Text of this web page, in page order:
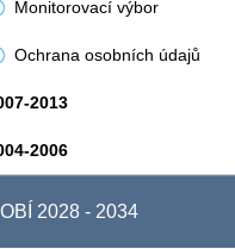
Monitorovací výbor
Ochrana osobních údajů
2013
2006
2028 - 2034